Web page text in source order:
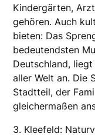
Kindergärten,
gehören. Auch
bieten: Das
bedeutendsten
Deutschland,
aller Welt an. Die
Stadtteil, der
gleichermaßen
3. Kleefeld: